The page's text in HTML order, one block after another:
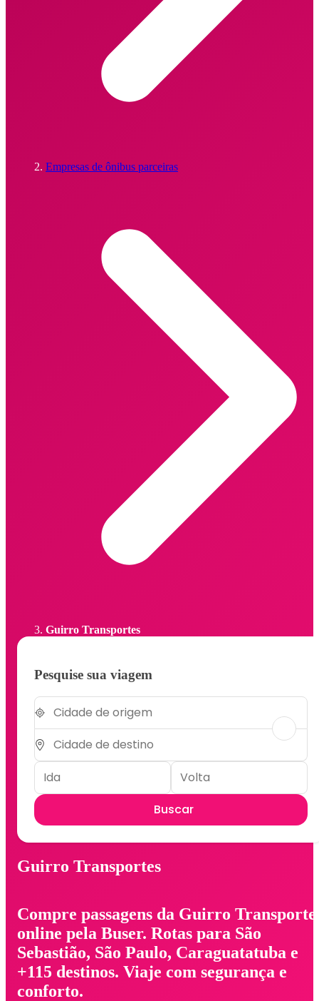
Empresas de ônibus parceiras
Guirro Transportes
Guirro Transportes
Compre passagens da Guirro
online pela Buser. Rotas para São
Sebastião, São Paulo, Caraguatatuba e
+115 destinos. Viaje com segurança e
conforto.
Pesquise sua viagem
Buscar